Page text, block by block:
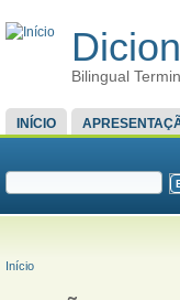
Bilingual
MENU PRINCIPAL
INÍCIO
FORMULÁRIO DE
VOCÊ ESTÁ AQUI
Início